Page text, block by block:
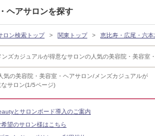
気の美容院・美容室・ヘアサロン/メンズカジュアルが
なサロン(1/5ページ)
ヘアサロンを探す
ロン検索トップ 関東トップ 恵比寿・広尾・六
ズカジュアルが得意なサロンの人気の美容院・美容
とサロンボード導入のご案内
望のサロン様はこちら